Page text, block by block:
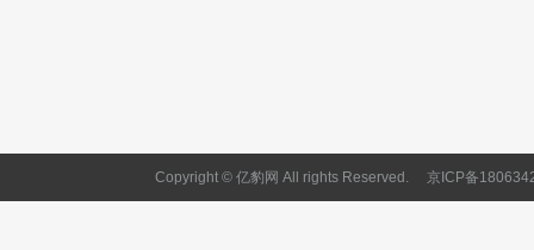
Copyright © 亿豹网 All rights Reserved. 京ICP备